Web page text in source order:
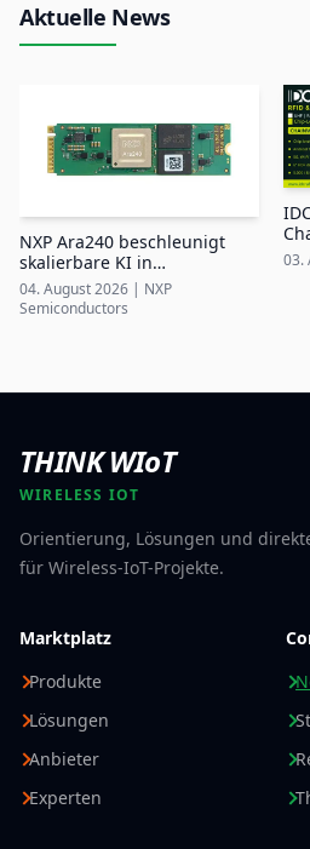
Aktuelle News
NXP Ara240 beschleunigt
skalierbare KI in
industriellen Edge-Systemen
04. August 2026 | NXP
Semiconductors
03.
THINK WIoT
WIRELESS IOT
Orientierung, Lösungen und
für Wireless-IoT-Projekte.
Marktplatz
Produkte
Lösungen
Anbieter
Experten